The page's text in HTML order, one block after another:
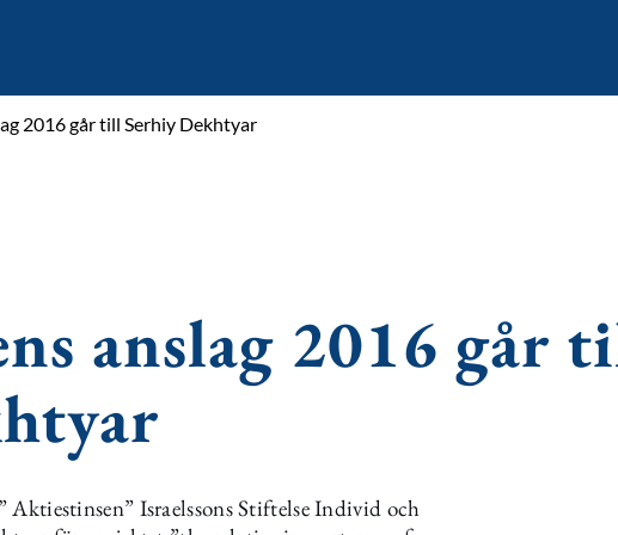
2016 går till Serhiy Dekhtyar
anslag 2016 går
Israelssons Stiftelse Individ och